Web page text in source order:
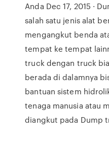
Anda Dec 17, 2015 ·
salah satu jenis alat
mengangkut benda
tempat ke tempat
truck dengan truck
berada di dalamnya
bantuan sistem
tenaga manusia atau
diangkut pada Dump